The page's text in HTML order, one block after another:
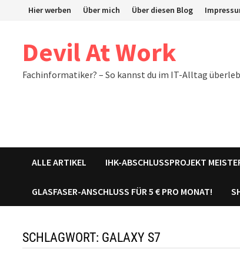
Hier werben Über mich Über diesen Blog
Devil At Work
Fachinformatiker? – So kannst du im IT-Alltag
ALLE ARTIKEL IHK-ABSCHLUSSPROJEKT
GLASFASER-ANSCHLUSS FÜR 5 € PRO MONAT!
SCHLAGWORT: GALAXY S7